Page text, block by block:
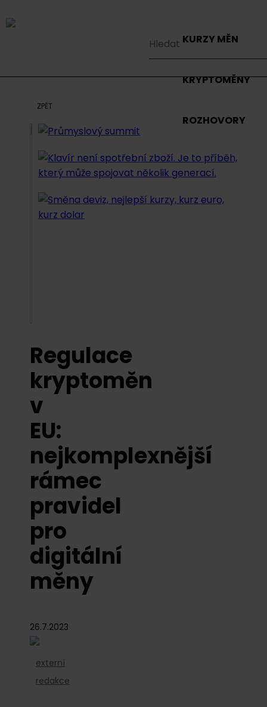
KURZY MĚN
KRYPTOMĚNY
ROZHOVORY
ZPĚT
Regulace
kryptoměn
v
EU:
nejkomplexnější
rámec
pravidel
pro
digitální
měny
26.7.2023
externí
redakce